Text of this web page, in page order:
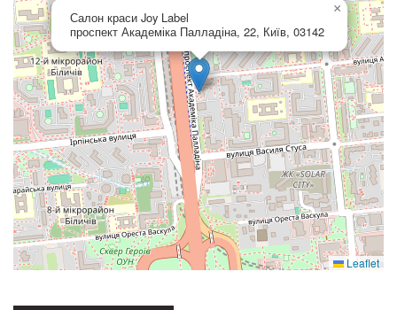
Салон краси Joy Label
проспект Академіка Палладіна, 22, Київ, 03142
×
Leaflet